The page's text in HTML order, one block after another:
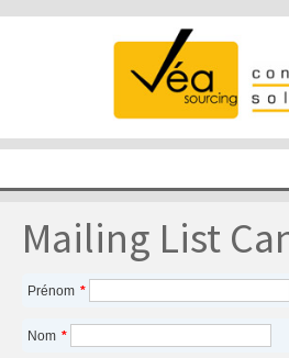
Mailing List
Prénom *
Nom *